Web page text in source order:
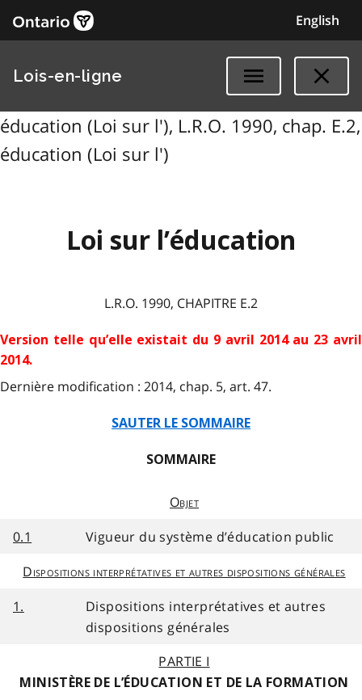
English
Lois-en-ligne
éducation (Loi sur l'), L.R.O. 1990, chap. E.2,
éducation (Loi sur l')
Loi sur l’éducation
L.R.O. 1990, CHAPITRE E.2
Version telle qu’elle existait du 9 avril 2014 au 23 avril
2014.
Dernière modification : 2014, chap. 5, art. 47.
SAUTER LE SOMMAIRE
SOMMAIRE
Objet
0.1
Vigueur du système d’éducation public
Dispositions interprétatives et autres dispositions générales
1.
Dispositions interprétatives et autres
dispositions générales
PARTIE I
MINISTÈRE DE L’ÉDUCATION ET DE LA FORMATION